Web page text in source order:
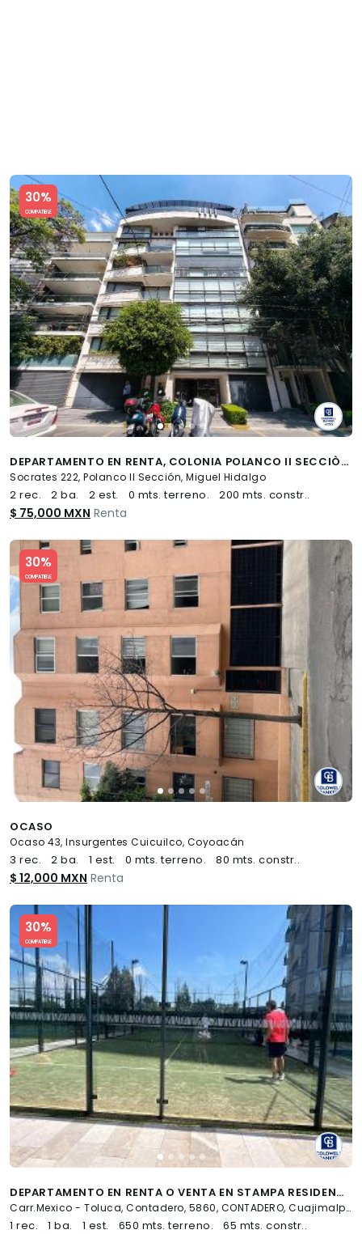
30%
COMPATIBLE
Slide 1 of 5
DEPARTAMENTO EN RENTA, COLONIA POLANCO II SECCIÒN. MIGUEL HIDALGO
Socrates 222, Polanco II Sección, Miguel Hidalgo
2 rec. 2 ba. 2 est. 0 mts. terreno. 200 mts. constr..
$ 75,000 MXN Renta
30%
COMPATIBLE
Slide 1 of 5
OCASO
Ocaso 43, Insurgentes Cuicuilco, Coyoacán
3 rec. 2 ba. 1 est. 0 mts. terreno. 80 mts. constr..
$ 12,000 MXN Renta
30%
COMPATIBLE
Slide 1 of 5
DEPARTAMENTO EN RENTA O VENTA EN STAMPA RESIDENCIAL CONTADERO, CUAJIMALPA, CDMX
Carr.Mexico - Toluca, Contadero, 5860, CONTADERO, Cuajimalpa de Morelos
1 rec. 1 ba. 1 est. 650 mts. terreno. 65 mts. constr..